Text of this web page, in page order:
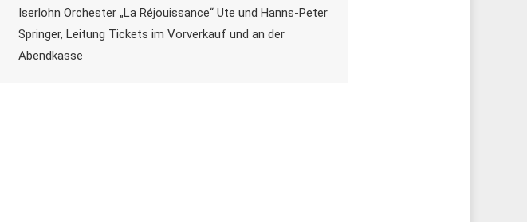
Iserlohn Orchester „La Réjouissance“ Ute und Hanns-Peter
Springer, Leitung Tickets im Vorverkauf und an der
Abendkasse